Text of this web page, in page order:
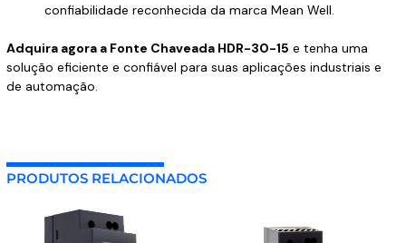
confiabilidade reconhecida da marca Mean Well.
Adquira agora a Fonte Chaveada HDR-30-15 e tenha uma
solução eficiente e confiável para suas aplicações industriais e
de automação.
PRODUTOS RELACIONADOS